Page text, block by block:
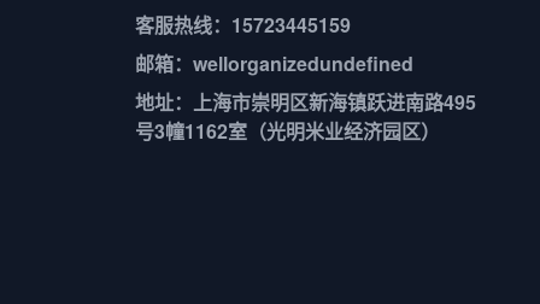
客服热线：15723445159
邮箱：wellorganizedundefined
地址：上海市崇明区新海镇跃进南路495
号3幢1162室（光明米业经济园区）